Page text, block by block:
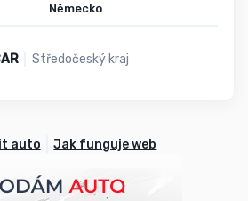
Německo
Středočeský kraj
auto Jak funguje web